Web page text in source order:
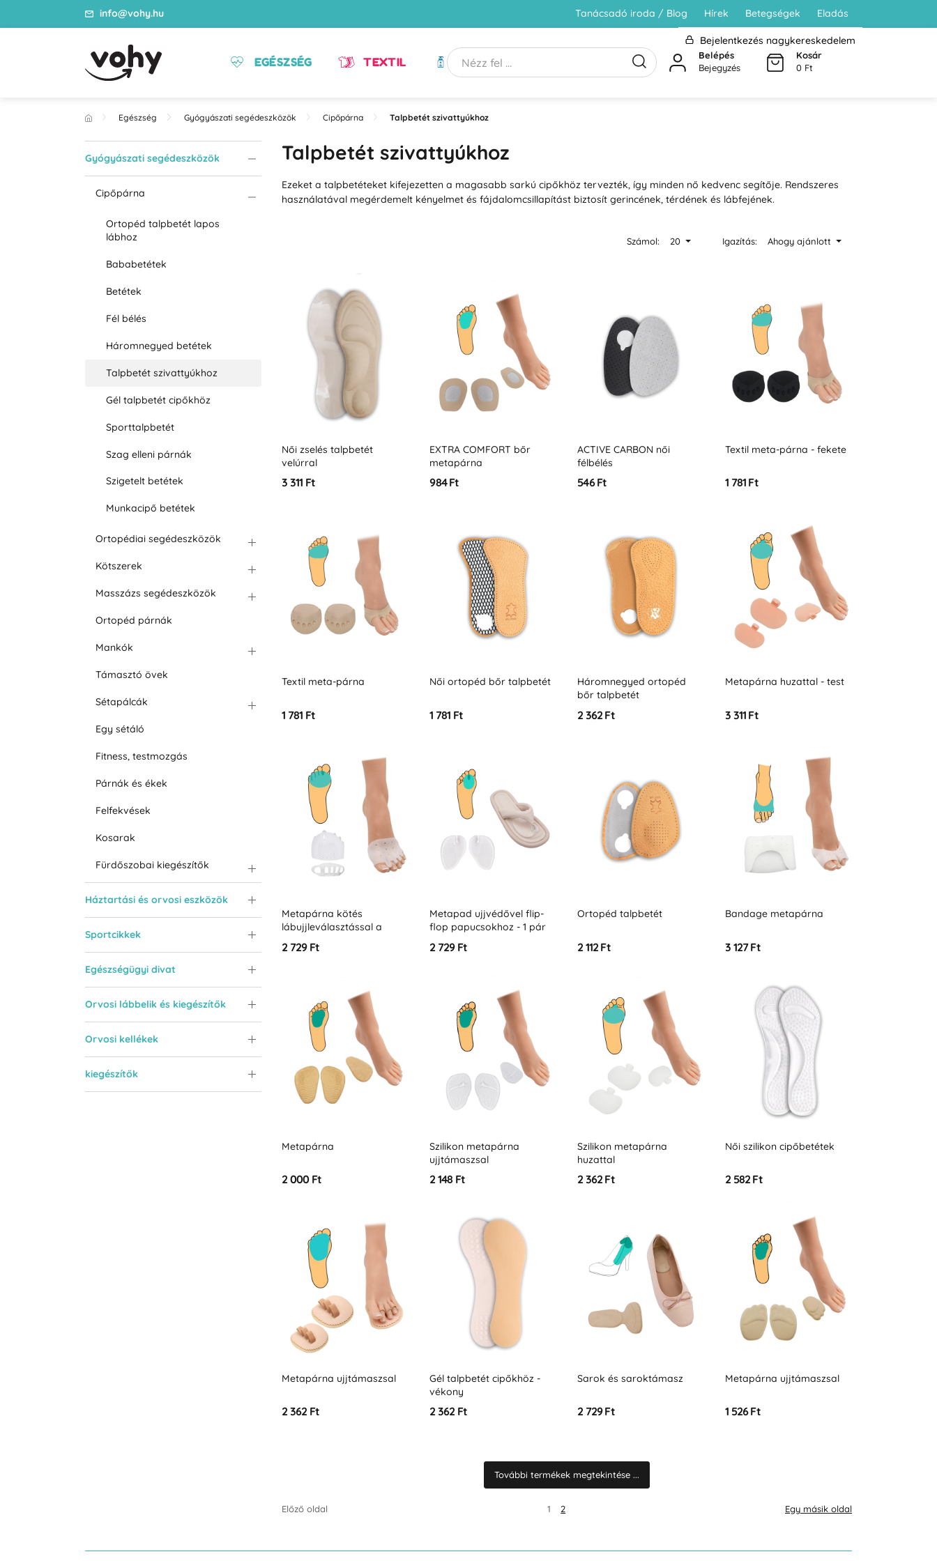
info@vohy.hu Tanácsadó iroda / Blog Hírek Betegségek Eladás
Bejelentkezés nagykereskedelem
EGÉSZSÉG TEXTIL HIGIÉNIA
Belépés
Bejegyzés
Kosár
0 Ft
Egészség Gyógyászati segédeszközök Cipőpárna Talpbetét szivattyúkhoz
Talpbetét szivattyúkhoz
Ezeket a talpbetéteket kifejezetten a magasabb sarkú cipőkhöz tervezték, így minden nő kedvenc segítője. Rendszeres
használatával megérdemelt kényelmet és fájdalomcsillapítást biztosít gerincének, térdének és lábfejének.
Számol: 20 Igazítás: Ahogy ajánlott
Női zselés talpbetét
velúrral
3 311 Ft
EXTRA COMFORT bőr
metapárna
984 Ft
ACTIVE CARBON női
félbélés
546 Ft
Textil meta-párna - fekete
1 781 Ft
Textil meta-párna
1 781 Ft
Női ortopéd bőr talpbetét
1 781 Ft
Háromnegyed ortopéd
bőr talpbetét
2 362 Ft
Metapárna huzattal - test
3 311 Ft
Metapárna kötés
lábujjleválasztással a
lábfej teljes lefedésével
2 729 Ft
Metapad ujjvédővel flip-
flop papucsokhoz - 1 pár
2 729 Ft
Ortopéd talpbetét
2 112 Ft
Bandage metapárna
3 127 Ft
Metapárna
2 000 Ft
Szilikon metapárna
ujjtámaszsal
2 148 Ft
Szilikon metapárna
huzattal
2 362 Ft
Női szilikon cipőbetétek
2 582 Ft
Metapárna ujjtámaszsal
2 362 Ft
Gél talpbetét cipőkhöz -
vékony
2 362 Ft
Sarok és saroktámasz
2 729 Ft
Metapárna ujjtámaszsal
1 526 Ft
További termékek megtekintése ...
Előző oldal 1 2 Egy másik oldal
Gyógyászati segédeszközök
Cipőpárna
Ortopéd talpbetét lapos
lábhoz
Bababetétek
Betétek
Fél bélés
Háromnegyed betétek
Talpbetét szivattyúkhoz
Gél talpbetét cipőkhöz
Sporttalpbetét
Szag elleni párnák
Szigetelt betétek
Munkacipő betétek
Ortopédiai segédeszközök
Kötszerek
Masszázs segédeszközök
Ortopéd párnák
Mankók
Támasztó övek
Sétapálcák
Egy sétáló
Fitness, testmozgás
Párnák és ékek
Felfekvések
Kosarak
Fürdőszobai kiegészítők
Háztartási és orvosi eszközök
Sportcikkek
Egészségügyi divat
Orvosi lábbelik és kiegészítők
Orvosi kellékek
kiegészítők